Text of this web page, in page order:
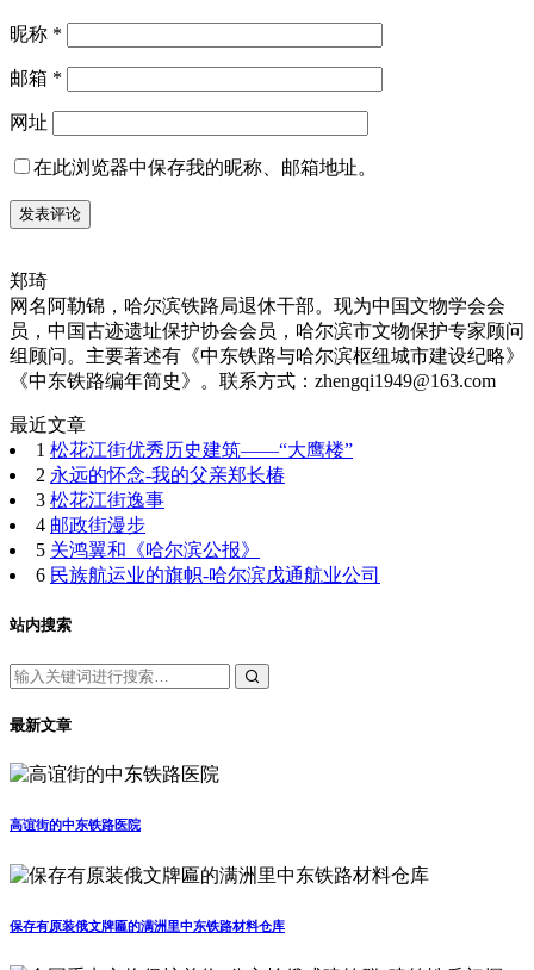
昵称 *
邮箱 *
网址
在此浏览器中保存我的昵称、邮箱地址。
郑琦
网名阿勒锦，哈尔滨铁路局退休干部。现为中国文物学会会
员，中国古迹遗址保护协会会员，哈尔滨市文物保护专家顾问
组顾问。主要著述有《中东铁路与哈尔滨枢纽城市建设纪略》
《中东铁路编年简史》。联系方式：zhengqi1949@163.com
最近文章
1 松花江街优秀历史建筑——“大鹰楼”
2 永远的怀念-我的父亲郑长椿
3 松花江街逸事
4 邮政街漫步
5 关鸿翼和《哈尔滨公报》
6 民族航运业的旗帜-哈尔滨戊通航业公司
站内搜索
最新文章
高谊街的中东铁路医院
保存有原装俄文牌匾的满洲里中东铁路材料仓库